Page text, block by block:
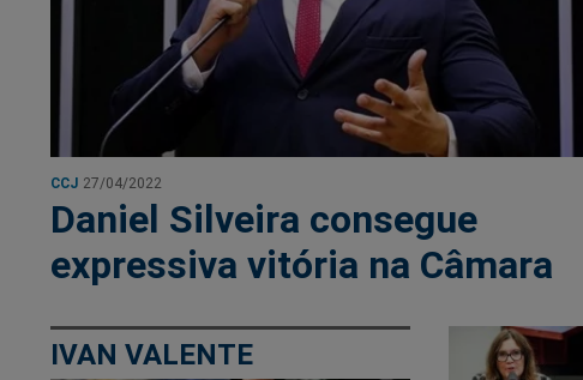
CCJ 27/04/2022
Daniel Silveira consegue
expressiva vitória na Câmara
IVAN VALENTE